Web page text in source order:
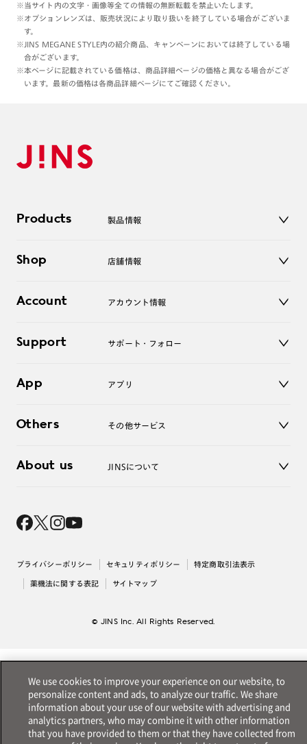
※当サイト内の文字・画像等全ての情報の無断転載を禁止いたします。
※オプションレンズは、販売状況により取り扱いを終了している場合がございま
す。
※JINS MEGANE STYLE内の紹介商品、キャンペーンにおいては終了している場
合がございます。
※本ページに記載されている価格は、商品詳細ページの価格と異なる場合がござ
います。最新の価格は各商品詳細ページにてご確認ください。
Products 製品情報
サングラス
コンタクトレンズ
アクセサリー
Shop 店舗情報
オンラインショップ
Account アカウント情報
ログアウト
Support サポート・フォロー
よくあるご質問
お問い合わせ
App アプリ
Others その他サービス
レンズ交換
About us JINSについて
採用情報
出店について
プライバシーポリシー セキュリティポリシー 特定商取引法表示
薬機法に関する表記 サイトマップ
© JINS Inc. All Rights Reserved.
We use cookies to improve your experience on our website, to
personalize content and ads, to analyze our traffic. We share
information about your use of our website with advertising and
analytics partners, who may combine it with other information
that you have provided to them or that they have collected from